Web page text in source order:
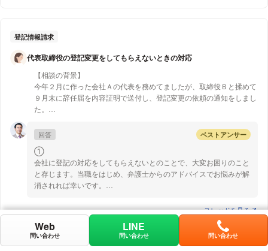
書に署名をする等を求められた場合には、慎重に対応されるべきと
そのうえで、６５１条２項は、「前項の規定により委任の解除をし
ない。」としており、同項１号は「相手方に不利な時期に委任を解
除したとき」と規定しています。
不利な時期とは、一般に、受任者が事務処理の準備をやりかけた時
期をいうものと考えられます。
本件では、AがBとの契約を解除し、その結果Bが貴社との契約（以
下、「本件契約」といいます。）を解除したものと思いますが、B
による本件契約の解除により、貴社が取り掛かっていたシステム業
務が無駄になった場合、Bによる解除は「不利な時期」にされたも
のとして、貴社はBに対し、損害賠償請求をすることができると思
います。
なお、損害賠償請求の対象となるのは、契約が解除されなければ貴
社が得たであろう利益になると考えられています。
Bからの反論としては、Aによる契約の解除が原因で本件契約を解
登記情報請求
代表取締役の登記変更をしてもらえないときの対応
【相談の背景】
今年２月に作った会社Ａの代表を務めてましたが、取締役Ｂと揉めて
９月末に辞任届を内容証明で送付し、登記変更の依頼の通知をしまし
た。
その後、会社Ａの顧問弁護士から連絡がきて、
私の辞任に際して、会社で協議すべき事項(後任の役員、私が担当し
ていた業務等の引継ぎ、損害賠償、経費等の清算等)があるといわれ
てます。
①後任の役員について
⇒会社の定款には「取締役は１名以上とする。１名のときは当該役員
を取締役社長とする。」とあり、後任の役員の選定は必要ないかと。
回答 ベストアンサー
①
会社に登記の対応をしてもらえないとのことで、大変お困りのこと
と存じます。当職をはじめ、弁護士からのアドバイスでお悩みが解
消されれば幸いです。
【質問１】
どうしても会社が登記に応じてくれない場合、最終的には訴訟を提
起して辞任登記をするよう請求していくことになると思います。
スレッドを見る
Web
問い合わせ
LINE
問い合わせ 電話
問い合わせ